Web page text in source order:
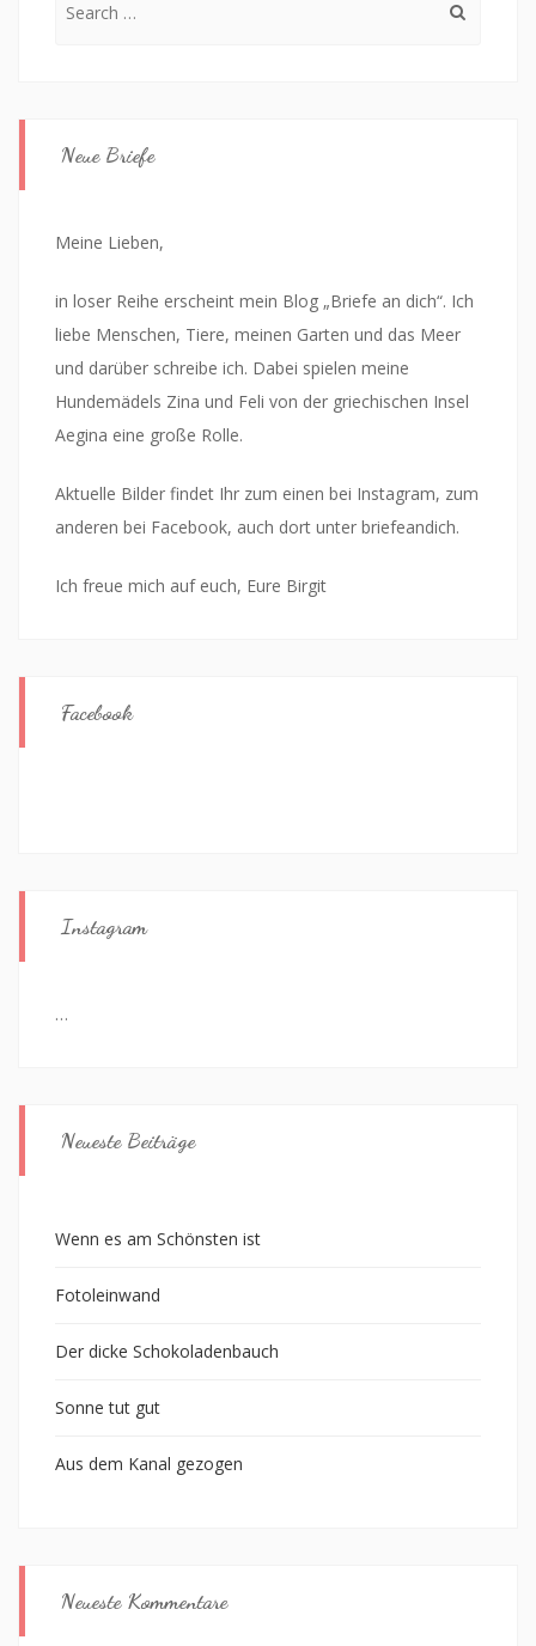
Neue Briefe
Meine Lieben,
in loser Reihe erscheint mein Blog „Briefe an dich“. Ich
liebe Menschen, Tiere, meinen Garten und das Meer
und darüber schreibe ich. Dabei spielen meine
Hundemädels Zina und Feli von der griechischen Insel
Aegina eine große Rolle.
Aktuelle Bilder findet Ihr zum einen bei Instagram, zum
anderen bei Facebook, auch dort unter briefeandich.
Ich freue mich auf euch, Eure Birgit
Facebook
Instagram
…
Neueste Beiträge
Wenn es am Schönsten ist
Fotoleinwand
Der dicke Schokoladenbauch
Sonne tut gut
Aus dem Kanal gezogen
Neueste Kommentare